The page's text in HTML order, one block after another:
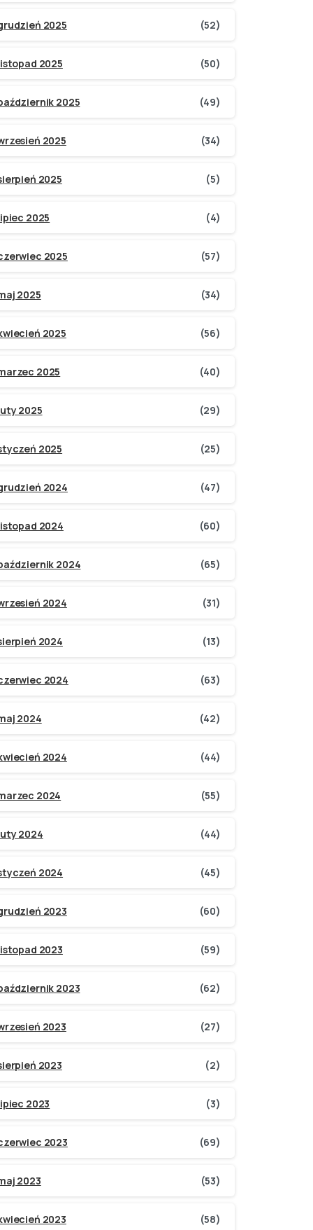
2025 (52)
2025 (50)
2025 (49)
2025 (34)
2025 (5)
2025 (4)
2025 (57)
2025 (34)
2025 (56)
2025 (40)
2025 (29)
2025 (25)
2024 (47)
2024 (60)
2024 (65)
2024 (31)
2024 (13)
2024 (63)
2024 (42)
2024 (44)
2024 (55)
2024 (44)
2024 (45)
2023 (60)
2023 (59)
2023 (62)
2023 (27)
2023 (2)
2023 (3)
2023 (69)
2023 (53)
2023 (58)